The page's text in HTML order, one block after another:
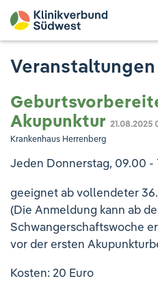
Kliniken & Experten
Ihr Aufenthalt
Pflege & Beratung
Ausbildung & Studium
Jobs & Karriere
Der Klinikverbund Südwest
Veranstaltungen
Akupunktur 21.08.2025
Krankenhaus Herrenberg
Jeden Donnerstag, 09.00 -
geeignet ab vollendeter
(Die Anmeldung kann ab
Schwangerschaftswoche
vor der ersten
Kosten: 20 Euro